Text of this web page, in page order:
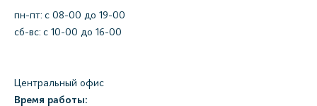
пн-пт: c 08-00 до 19-00
сб-вс: с 10-00 до 16-00
Центральный офис
Время работы: